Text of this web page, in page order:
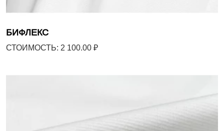
БИФЛЕКС
СТОИМОСТЬ: 2 100.00 ₽